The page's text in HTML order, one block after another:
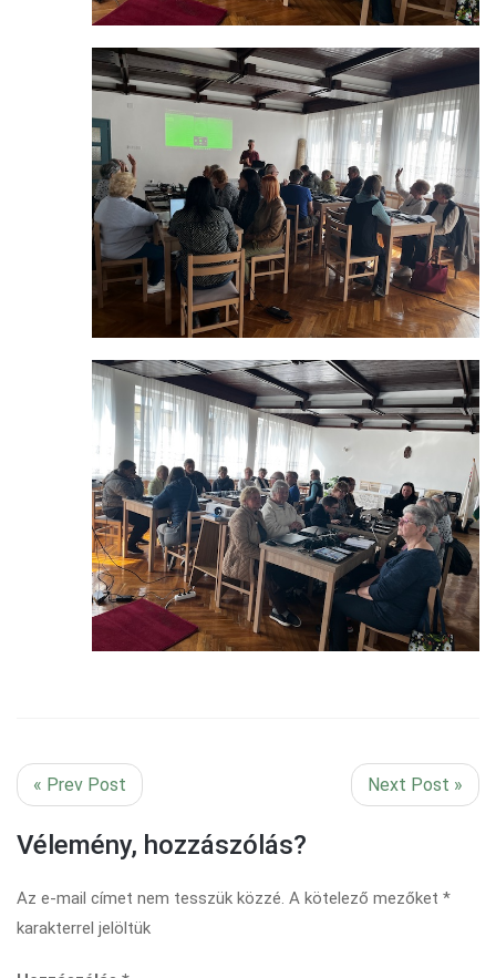
« Prev Post Next Post »
Vélemény, hozzászólás?
Az e-mail címet nem tesszük közzé. A kötelező mezőket *
karakterrel jelöltük